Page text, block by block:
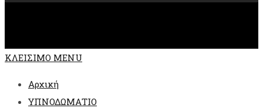
ΚΛΕΙΣΙΜΟ MENU
Αρχική
ΥΠΝΟΔΩΜΑΤΙΟ